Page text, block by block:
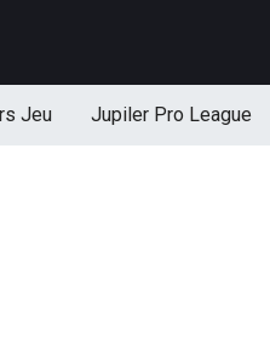
Jeu Jupiler Pro League